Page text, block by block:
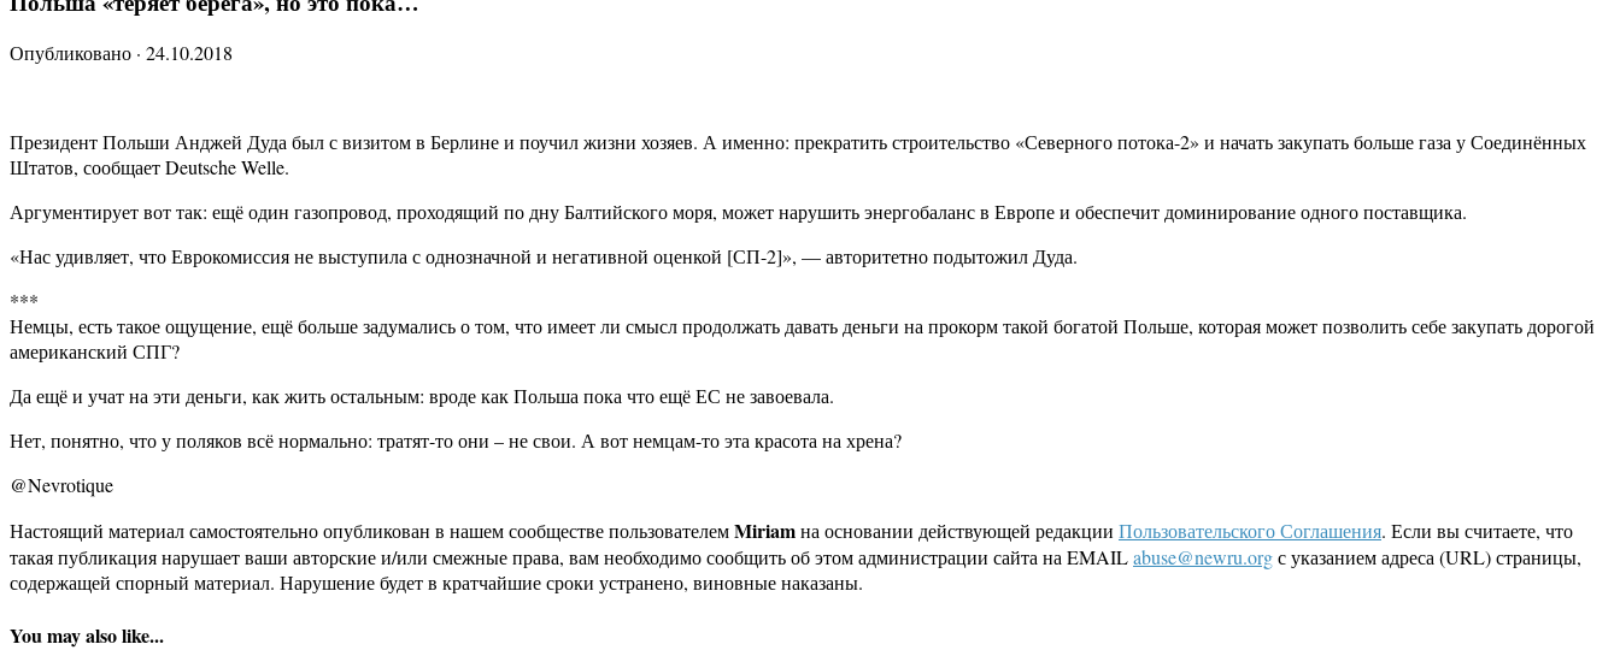
Опубликовано · 24.10.2018
Президент Польши Анджей Дуда был с визитом в Берлине и поучил жизни хозяев. А именно: прекратить строительство «Северного потока-2» и начать закупать больше газа у Соединённых
Штатов, сообщает Deutsche Welle.
Аргументирует вот так: ещё один газопровод, проходящий по дну Балтийского моря, может нарушить энергобаланс в Европе и обеспечит доминирование одного поставщика.
«Нас удивляет, что Еврокомиссия не выступила с однозначной и негативной оценкой [СП-2]», — авторитетно подытожил Дуда.
***
Немцы, есть такое ощущение, ещё больше задумались о том, что имеет ли смысл продолжать давать деньги на прокорм такой богатой Польше, которая может позволить себе закупать дорогой
американский СПГ?
Да ещё и учат на эти деньги, как жить остальным: вроде как Польша пока что ещё ЕС не завоевала.
Нет, понятно, что у поляков всё нормально: тратят-то они – не свои. А вот немцам-то эта красота на хрена?
@Nevrotique
Настоящий материал самостоятельно опубликован в нашем сообществе пользователемMiriamна основании действующей редакции Пользовательского Соглашения. Если вы считаете, что
такая публикация нарушает ваши авторские и/или смежные права, вам необходимо сообщить об этом администрации сайта на EMAILabuse@newru.orgс указанием адреса (URL) страницы,
содержащей спорный материал. Нарушение будет в кратчайшие сроки устранено, виновные наказаны.
You may also like...